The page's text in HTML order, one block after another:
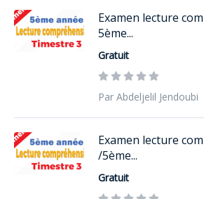
Examen lecture
5ème...
Gratuit
Par Abdeljelil Jendoubi
Examen lecture
/5ème...
Gratuit